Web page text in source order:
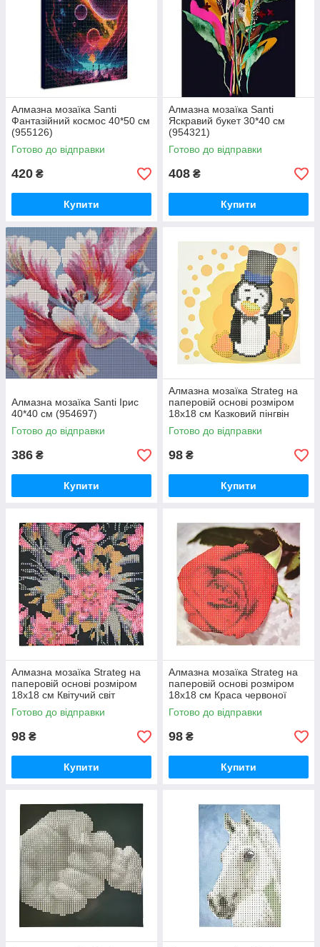
Алмазна мозаїка Santi
Фантазійний космос 40*50 см
(955126)
Готово до відправки
420 ₴
Купити
Алмазна мозаїка Santi
Яскравий букет 30*40 см
(954321)
Готово до відправки
408 ₴
Купити
Алмазна мозаїка Santi Ірис
40*40 см (954697)
Готово до відправки
386 ₴
Купити
Алмазна мозаїка Strateg на
паперовій основі розміром
18х18 см Казковий пінгвін
(JUB14407)
Готово до відправки
98 ₴
Купити
Алмазна мозаїка Strateg на
паперовій основі розміром
18х18 см Квітучий світ
екзотичної краси (JUB14393)
Готово до відправки
98 ₴
Купити
Алмазна мозаїка Strateg на
паперовій основі розміром
18х18 см Краса червоної
троянди (JUB20601)
Готово до відправки
98 ₴
Купити